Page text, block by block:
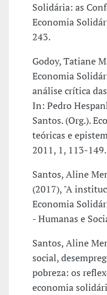
Solidária: as
Economia
243.
Godoy, Tatiane
Economia
análise crítica
In: Pedro
Santos. (Org.).
teóricas e
2011, 1, 113-149.
Santos, Aline
(2017), "A
Economia
- Humanas e
Santos, Aline
social,
pobreza: os
economia